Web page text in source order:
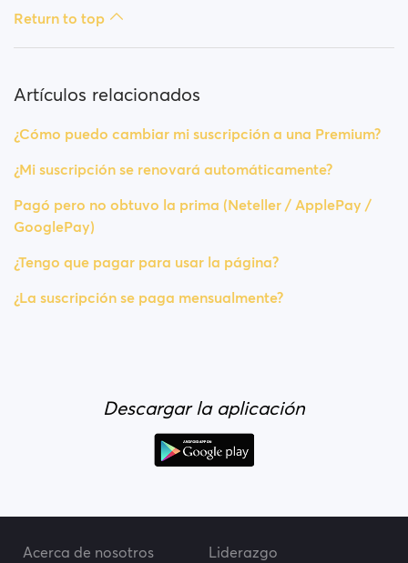
Return to top
Artículos relacionados
¿Cómo puedo cambiar mi suscripción a una Premium?
¿Mi suscripción se renovará automáticamente?
Pagó pero no obtuvo la prima (Neteller / ApplePay /
GooglePay)
¿Tengo que pagar para usar la página?
¿La suscripción se paga mensualmente?
Descargar la aplicación
Acerca de nosotros Liderazgo